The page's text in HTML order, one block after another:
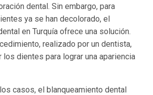
dental. Sin embargo, para
ya se han decolorado, el
en Turquía ofrece una solución.
realizado por un dentista,
los dientes para lograr una apariencia
casos, el blanqueamiento dental